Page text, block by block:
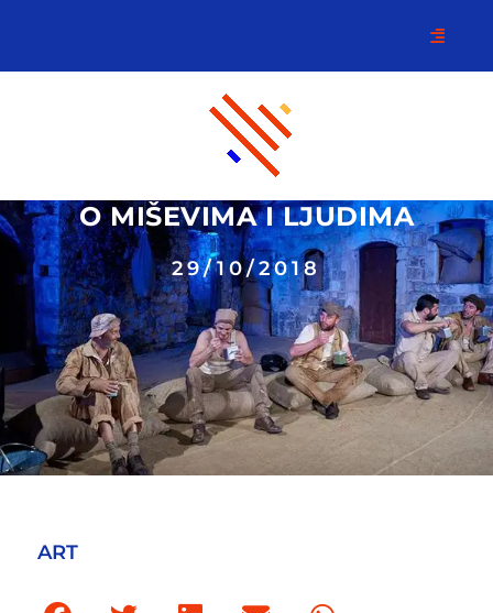
O MIŠEVIMA I LJUDIMA
29/10/2018
ART